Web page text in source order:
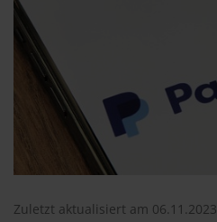
Inhalt
Zuletzt aktualisiert am 06.11.2023